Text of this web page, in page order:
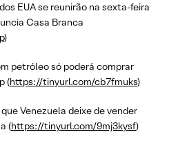
EUA se reunirão na sexta-feira
Casa Branca
)
petróleo só poderá comprar
(https://tinyurl.com/cb7fmuks)
Venezuela deixe de vender
(https://tinyurl.com/9mj3kysf)